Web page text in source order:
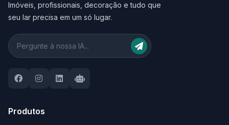
Imóveis, profissionais, decoração e tudo que
seu lar precisa em um só lugar.
Produtos